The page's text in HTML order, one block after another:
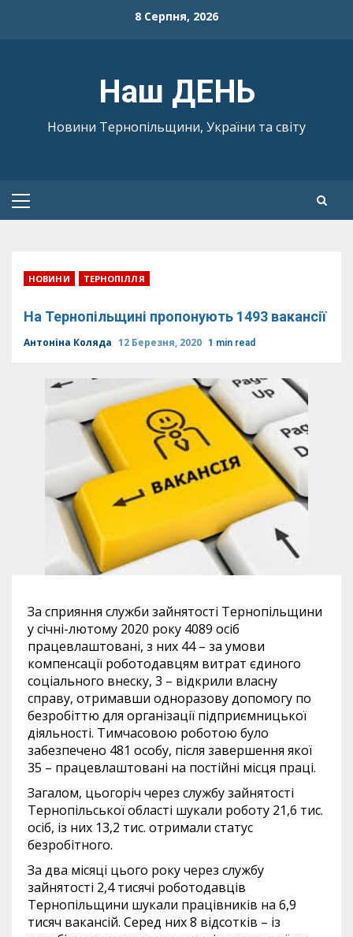
8 Серпня, 2026
Наш ДЕНЬ
Новини Тернопільщини, України та світу
Primary
НОВИНИ ТЕРНОПІЛЛЯ
На Тернопільщині пропонують 1493 вакансії
Антоніна Коляда 12 Березня, 2020 1 min read
За сприяння служби зайнятості Тернопільщини
у січні-лютому 2020 року 4089 осіб
працевлаштовані, з них 44 – за умови
компенсації роботодавцям витрат єдиного
соціального внеску, 3 – відкрили власну
справу, отримавши одноразову допомогу по
безробіттю для організації підприємницької
діяльності. Тимчасовою роботою було
забезпечено 481 особу, після завершення якої
35 – працевлаштовані на постійні місця праці.
Загалом, цьогоріч через службу зайнятості
Тернопільської області шукали роботу 21,6 тис.
осіб, із них 13,2 тис. отримали статус
безробітного.
За два місяці цього року через службу
зайнятості 2,4 тисячі роботодавців
Тернопільщини шукали працівників на 6,9
тисяч вакансій. Серед них 8 відсотків – із